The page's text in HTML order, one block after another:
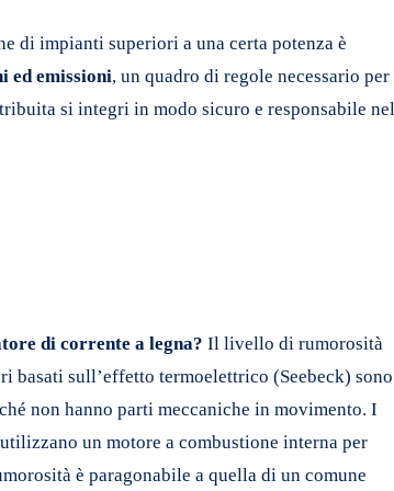
di impianti superiori a una certa potenza è
ed emissioni, un quadro di regole necessario per
si integri in modo sicuro e responsabile nel
di corrente a legna? Il livello di rumorosità
basati sull’effetto termoelettrico (Seebeck) sono
non hanno parti meccaniche in movimento. I
un motore a combustione interna per
è paragonabile a quella di un comune